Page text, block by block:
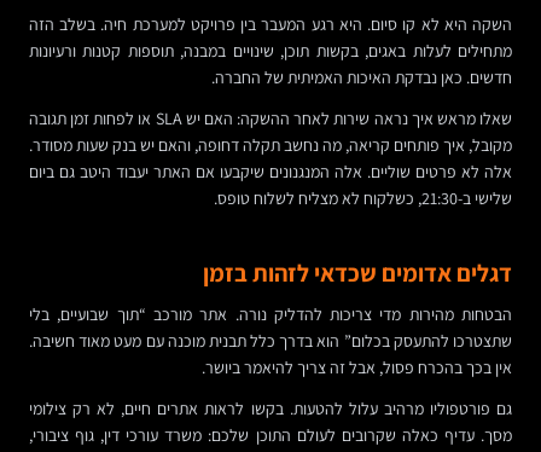
השקה היא לא קו סיום. היא רגע המעבר בין פרויקט למערכת חיה. בשלב הזה
מתחילים לעלות באגים, בקשות תוכן, שינויים במבנה, תוספות קטנות ורעיונות
חדשים. כאן נבדקת האיכות האמיתית של החברה.
שאלו מראש איך נראה שירות לאחר ההשקה: האם יש SLA או לפחות זמן תגובה
מקובל, איך פותחים קריאה, מה נחשב תקלה דחופה, והאם יש בנק שעות מסודר.
אלה לא פרטים שוליים. אלה המנגנונים שיקבעו אם האתר יעבוד היטב גם ביום
שלישי ב-21:30, כשלקוח לא מצליח לשלוח טופס.
דגלים אדומים שכדאי לזהות בזמן
הבטחות מהירות מדי צריכות להדליק נורה. אתר מורכב “תוך שבועיים, בלי
שתצטרכו להתעסק בכלום” הוא בדרך כלל תבנית מוכנה עם מעט מאוד חשיבה.
אין בכך בהכרח פסול, אבל זה צריך להיאמר ביושר.
גם פורטפוליו מרהיב עלול להטעות. בקשו לראות אתרים חיים, לא רק צילומי
מסך. עדיף כאלה שקרובים לעולם התוכן שלכם: משרד עורכי דין, גוף ציבורי,